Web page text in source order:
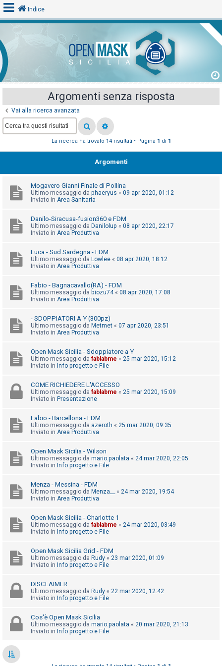
o
g
i
A
e
n
t
e
n
a
r
p
t
a
A
o
m
n
t
t
v
C
e
c
a
Indice
Argomenti senza risposta
Vai alla ricerca avanzata
La ricerca ha trovato 14 risultati • Pagina 1 di 1
Argomenti
Mogavero Gianni Finale di Pollina
Ultimo messaggio da phaeryus « 09 apr 2020, 01:12
Inviato in Area Sanitaria
Danilo-Siracusa-fusion360 e FDM
Ultimo messaggio da Danilolup « 08 apr 2020, 22:17
Inviato in Area Produttiva
Luca - Sud Sardegna - FDM
Ultimo messaggio da Lowlee « 08 apr 2020, 18:12
Inviato in Area Produttiva
Fabio - Bagnacavallo(RA) - FDM
Ultimo messaggio da biozu74« 08 apr 2020, 17:08
Inviato in Area Produttiva
- SDOPPIATORI A Y (300pz)
Ultimo messaggio da Metmet « 07 apr 2020, 23:51
Inviato in Area Produttiva
Open Mask Sicilia - Sdoppiatore a Y
Ultimo messaggio da fablabme « 25 mar 2020, 15:12
Inviato in Info progetto e File
COME RICHIEDERE L'ACCESSO
Ultimo messaggio da fablabme « 25 mar 2020, 15:09
Inviato in Presentazione
Fabio - Barcellona - FDM
Ultimo messaggio da azeroth « 25 mar 2020, 09:35
Inviato in Area Produttiva
Open Mask Sicilia - Wilson
Ultimo messaggio da mario.paolata « 24 mar 2020, 22:05
Inviato in Info progetto e File
Menza - Messina - FDM
Ultimo messaggio da Menza__ « 24 mar 2020, 19:54
Inviato in Area Produttiva
Open Mask Sicilia - Charlotte 1
Ultimo messaggio da fablabme « 24 mar 2020, 03:49
Inviato in Info progetto e File
Open Mask Sicilia Grid - FDM
Ultimo messaggio da Rudy « 23 mar 2020, 01:09
Inviato in Info progetto e File
DISCLAIMER
Ultimo messaggio da Rudy « 22 mar 2020, 12:42
Inviato in Info progetto e File
Cos'è Open Mask Sicilia
Ultimo messaggio da mario.paolata « 20 mar 2020, 21:13
Inviato in Info progetto e File